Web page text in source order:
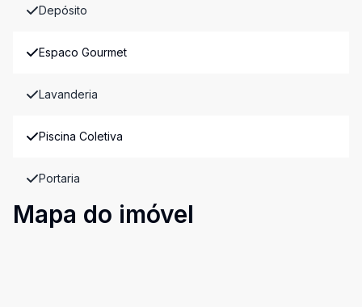
Depósito
Espaco Gourmet
Lavanderia
Piscina Coletiva
Portaria
Mapa do imóvel